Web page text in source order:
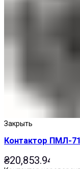
Закрыть
Контактор ПМЛ-
₴20,853.94